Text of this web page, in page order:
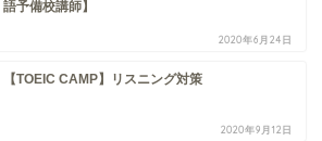
語予備校講師】
2020年6月24日
【TOEIC CAMP】リスニング対策
2020年9月12日